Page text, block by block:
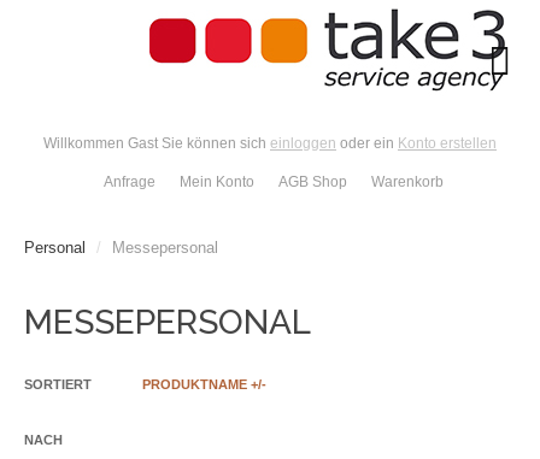
Willkommen Gast Sie können sich einloggen oder ein Konto erstellen
Anfrage Mein Konto AGB Shop Warenkorb
Personal / Messepersonal
MESSEPERSONAL
SORTIERT
NACH
PRODUKTNAME +/-